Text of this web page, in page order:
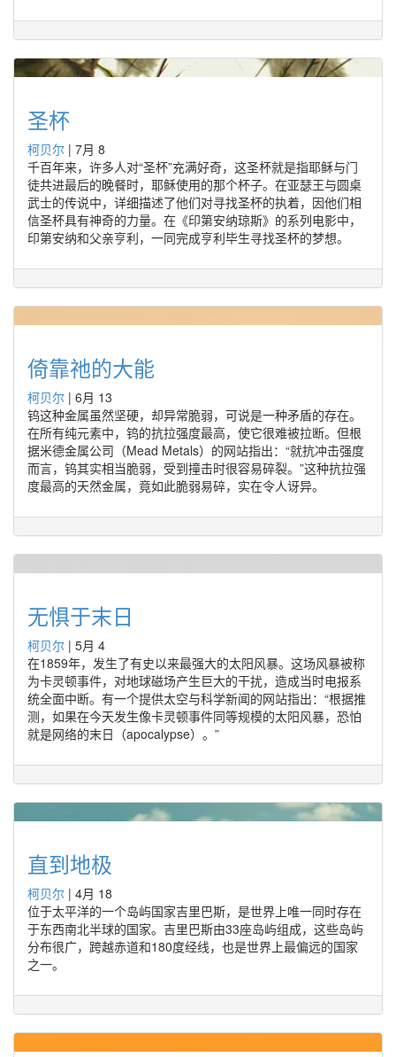
圣杯
柯贝尔 | 7月 8
千百年来，许多人对“圣杯”充满好奇，这圣杯就是指耶稣与门
徒共进最后的晚餐时，耶稣使用的那个杯子。在亚瑟王与圆桌
武士的传说中，详细描述了他们对寻找圣杯的执着，因他们相
信圣杯具有神奇的力量。在《印第安纳琼斯》的系列电影中，
印第安纳和父亲亨利，一同完成亨利毕生寻找圣杯的梦想。
倚靠祂的大能
柯贝尔 | 6月 13
钨这种金属虽然坚硬，却异常脆弱，可说是一种矛盾的存在。
在所有纯元素中，钨的抗拉强度最高，使它很难被拉断。但根
据米德金属公司（Mead Metals）的网站指出：“就抗冲击强度
而言，钨其实相当脆弱，受到撞击时很容易碎裂。”这种抗拉强
度最高的天然金属，竟如此脆弱易碎，实在令人讶异。
无惧于末日
柯贝尔 | 5月 4
在1859年，发生了有史以来最强大的太阳风暴。这场风暴被称
为卡灵顿事件，对地球磁场产生巨大的干扰，造成当时电报系
统全面中断。有一个提供太空与科学新闻的网站指出：“根据推
测，如果在今天发生像卡灵顿事件同等规模的太阳风暴，恐怕
就是网络的末日（apocalypse）。”
直到地极
柯贝尔 | 4月 18
位于太平洋的一个岛屿国家吉里巴斯，是世界上唯一同时存在
于东西南北半球的国家。吉里巴斯由33座岛屿组成，这些岛屿
分布很广，跨越赤道和180度经线，也是世界上最偏远的国家
之一。